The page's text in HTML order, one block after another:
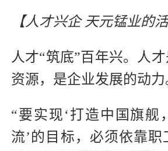
【人才兴企 天元锰业的
人才“筑底”百年兴。人
资源，是企业发展的动力
“要实现‘打造中国旗舰
流’的目标，必须依靠